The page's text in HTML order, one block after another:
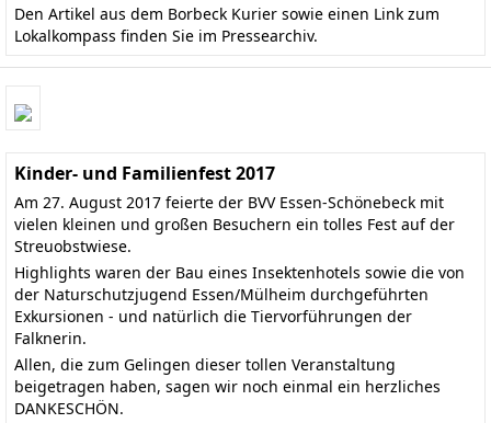
Den Artikel aus dem Borbeck Kurier sowie einen Link zum
Lokalkompass finden Sie im Pressearchiv.
Kinder- und Familienfest 2017
Am 27. August 2017 feierte der BVV Essen-Schönebeck mit
vielen kleinen und großen Besuchern ein tolles Fest auf der
Streuobstwiese.
Highlights waren der Bau eines Insektenhotels sowie die von
der Naturschutzjugend Essen/Mülheim durchgeführten
Exkursionen - und natürlich die Tiervorführungen der
Falknerin.
Allen, die zum Gelingen dieser tollen Veranstaltung
beigetragen haben, sagen wir noch einmal ein herzliches
DANKESCHÖN.